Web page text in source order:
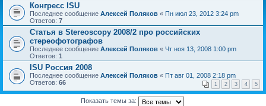
Конгресс ISU
Последнее сообщение Алексей Поляков « Пн июл 23, 2012 3:24 pm
Ответов: 7
Статья в Stereoscopy 2008/2 про российских
стереофотографов
Последнее сообщение Алексей Поляков « Чт ноя 13, 2008 1:00 pm
Ответов: 1
ISU Россия 2008
Последнее сообщение Алексей Поляков « Пт авг 01, 2008 2:18 pm
Ответов: 66 1 2 3 4 5
Показать темы за: